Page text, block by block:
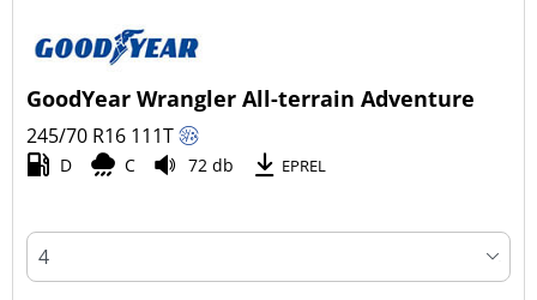
GoodYear Wrangler All-terrain Adventure
245/70 R16 111T
D C 72 db EPREL